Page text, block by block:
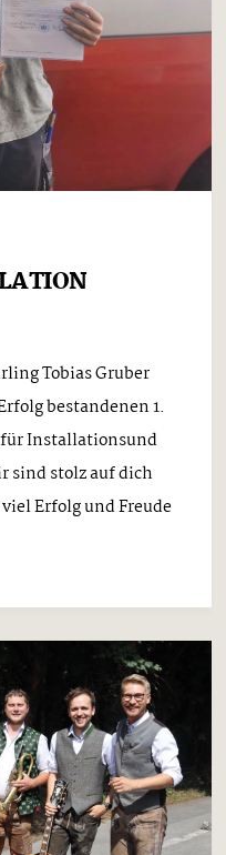
Tobias Gruber
bestandenen 1.
für Installationsund
sind stolz auf dich
Erfolg und Freude